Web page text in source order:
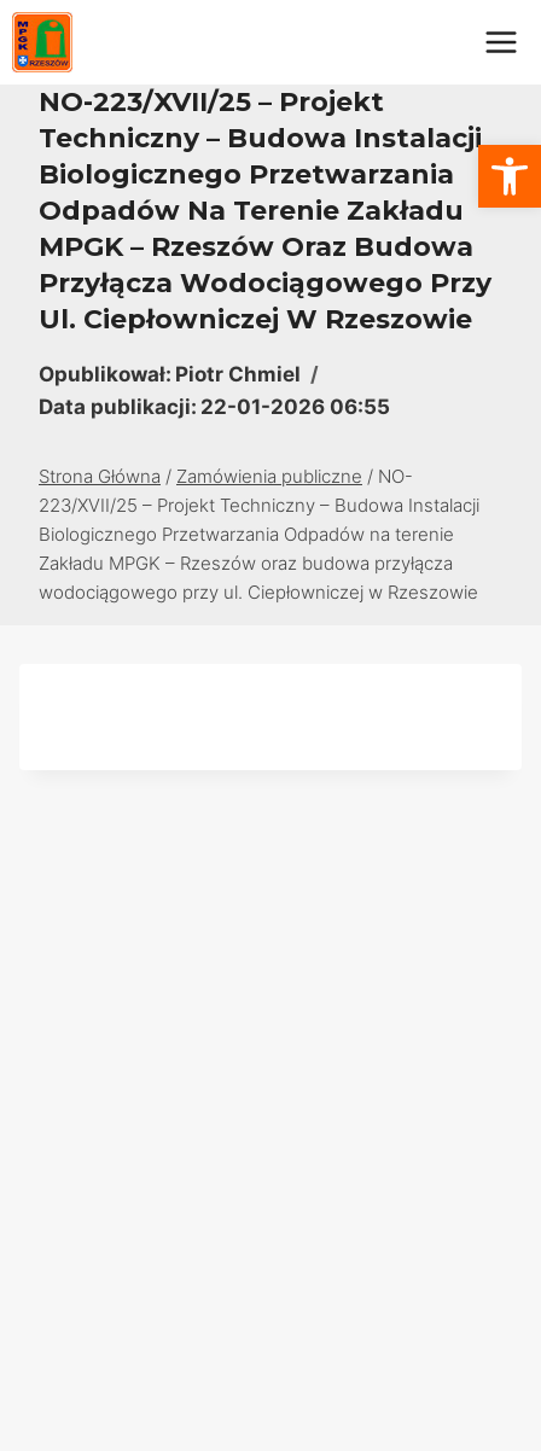
Przejdź
do
NO-223/XVII/25 – Projekt
Techniczny – Budowa Instalacji
Biologicznego Przetwarzania
Odpadów Na Terenie Zakładu
MPGK – Rzeszów Oraz Budowa
Przyłącza Wodociągowego Przy
Ul. Ciepłowniczej W Rzeszowie
Opublikował: Piotr Chmiel
Data publikacji: 22-01-2026 06:55
Strona Główna / Zamówienia publiczne / NO-
223/XVII/25 – Projekt Techniczny – Budowa Instalacji
Biologicznego Przetwarzania Odpadów na terenie
Zakładu MPGK – Rzeszów oraz budowa przyłącza
wodociągowego przy ul. Ciepłowniczej w Rzeszowie